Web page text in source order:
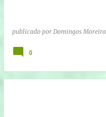
publicado por Domingos Moreira
0